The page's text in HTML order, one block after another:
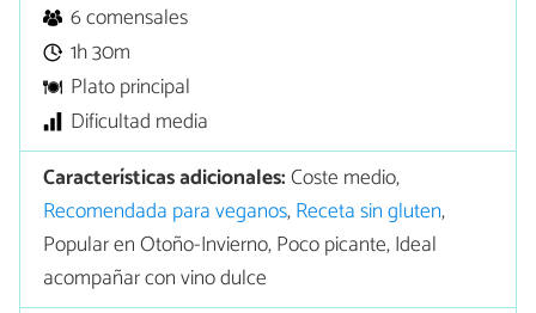
6 comensales
1h 30m
Plato principal
Dificultad media
Características adicionales:Coste medio,
Recomendada para veganos,Receta sin gluten,
Popular en Otoño-Invierno, Poco picante, Ideal
acompañar con vino dulce